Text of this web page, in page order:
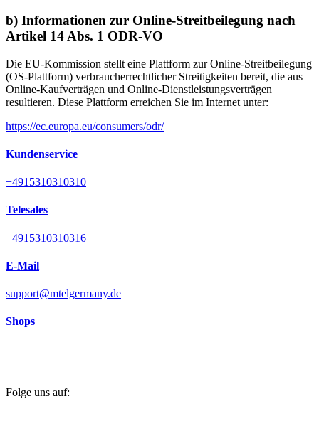
b) Informationen zur Online-Streitbeilegung nach
Artikel 14 Abs. 1 ODR-VO
Die EU-Kommission stellt eine Plattform zur Online-Streitbeilegung
(OS-Plattform) verbraucherrechtlicher Streitigkeiten bereit, die aus
Online-Kaufverträgen und Online-Dienstleistungsverträgen
resultieren. Diese Plattform erreichen Sie im Internet unter:
https://ec.europa.eu/consumers/odr/
Kundenservice
+4915310310310
Telesales
+4915310310316
E-Mail
support@mtelgermany.de
Shops
Folge uns auf: